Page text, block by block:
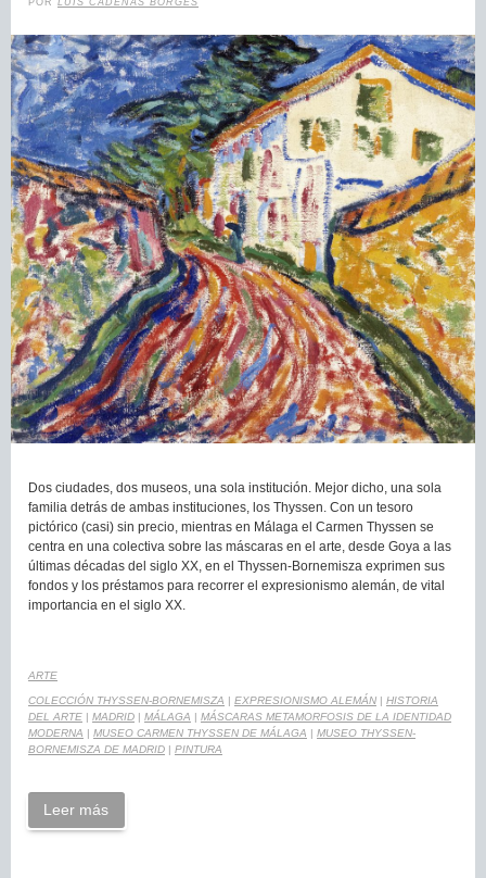
POR LUIS CADENAS BORGES
Dos ciudades, dos museos, una sola institución. Mejor dicho, una sola
familia detrás de ambas instituciones, los Thyssen. Con un tesoro
pictórico (casi) sin precio, mientras en Málaga el Carmen Thyssen se
centra en una colectiva sobre las máscaras en el arte, desde Goya a las
últimas décadas del siglo XX, en el Thyssen-Bornemisza exprimen sus
fondos y los préstamos para recorrer el expresionismo alemán, de vital
importancia en el siglo XX.
ARTE
COLECCIÓN THYSSEN-BORNEMISZA | EXPRESIONISMO ALEMÁN | HISTORIA
DEL ARTE | MADRID | MÁLAGA | MÁSCARAS METAMORFOSIS DE LA IDENTIDAD
MODERNA | MUSEO CARMEN THYSSEN DE MÁLAGA | MUSEO THYSSEN-
BORNEMISZA DE MADRID | PINTURA
Leer más